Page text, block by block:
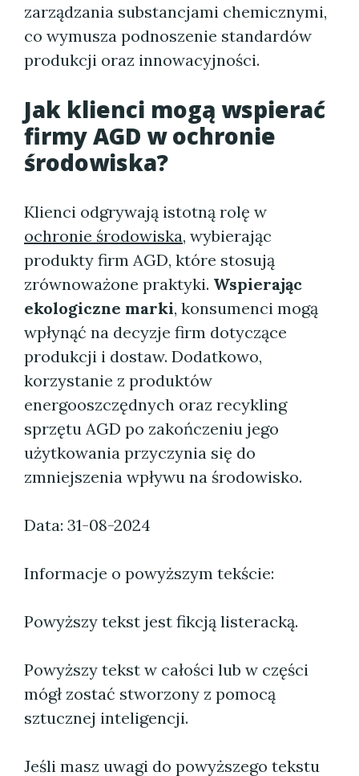
zarządzania substancjami chemicznymi,
co wymusza podnoszenie standardów
produkcji oraz innowacyjności.
Jak klienci mogą wspierać
firmy AGD w ochronie
środowiska?
Klienci odgrywają istotną rolę w
ochronie środowiska, wybierając
produkty firm AGD, które stosują
zrównoważone praktyki. Wspierając
ekologiczne marki, konsumenci mogą
wpłynąć na decyzje firm dotyczące
produkcji i dostaw. Dodatkowo,
korzystanie z produktów
energooszczędnych oraz recykling
sprzętu AGD po zakończeniu jego
użytkowania przyczynia się do
zmniejszenia wpływu na środowisko.
Data: 31-08-2024
Informacje o powyższym tekście:
Powyższy tekst jest fikcją listeracką.
Powyższy tekst w całości lub w części
mógł zostać stworzony z pomocą
sztucznej inteligencji.
Jeśli masz uwagi do powyższego tekstu